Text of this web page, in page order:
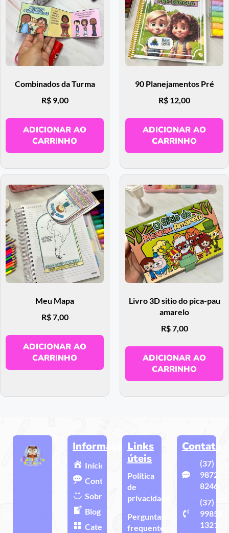
Combinados da Turma
R$9,00
ADICIONAR AO
CARRINHO
90 Planejamentos Pré
R$ 12,00
ADICIONAR AO
CARRINHO
Meu Mapa
R$7,00
ADICIONAR AO
CARRINHO
Livro 3D sitio do pica-pau
amarelo
R$7,00
ADICIONAR AO
CARRINHO
Informações
Início
Contato
Sobre
Blog
Categorias
Links
úteis
Política
de
privacidade
Perguntas
frequentes
Contato
(37)
9872-
8246
(37)
99858-
1321